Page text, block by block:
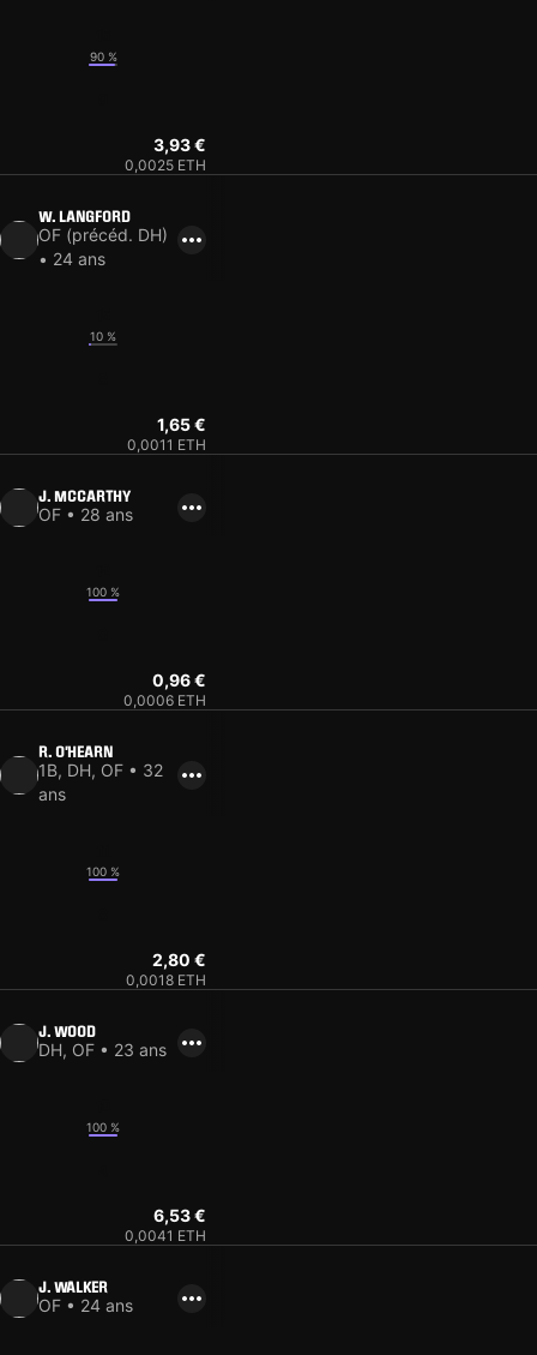
90 %
0,0025 ETH
3,93 €
W. LANGFORD
OF (précéd. DH)
• 24 ans
10 %
0,0011 ETH
1,65 €
J. MCCARTHY
OF • 28 ans
100 %
0,0006 ETH
0,96 €
R. O'HEARN
1B, DH, OF • 32
ans
100 %
0,0018 ETH
2,80 €
J. WOOD
DH, OF • 23 ans
100 %
0,0041 ETH
6,53 €
J. WALKER
OF • 24 ans